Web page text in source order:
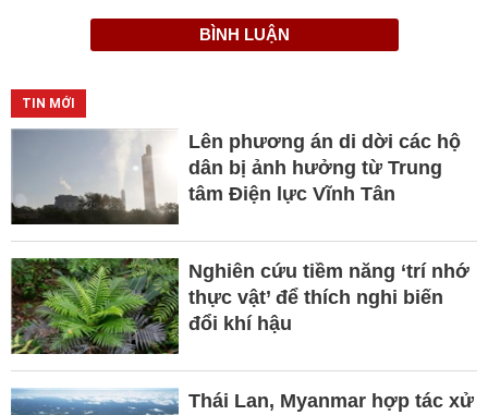
BÌNH LUẬN
TIN MỚI
Lên phương án di dời các hộ
dân bị ảnh hưởng từ Trung
tâm Điện lực Vĩnh Tân
Nghiên cứu tiềm năng ‘trí nhớ
thực vật’ để thích nghi biến
đổi khí hậu
Thái Lan, Myanmar hợp tác xử